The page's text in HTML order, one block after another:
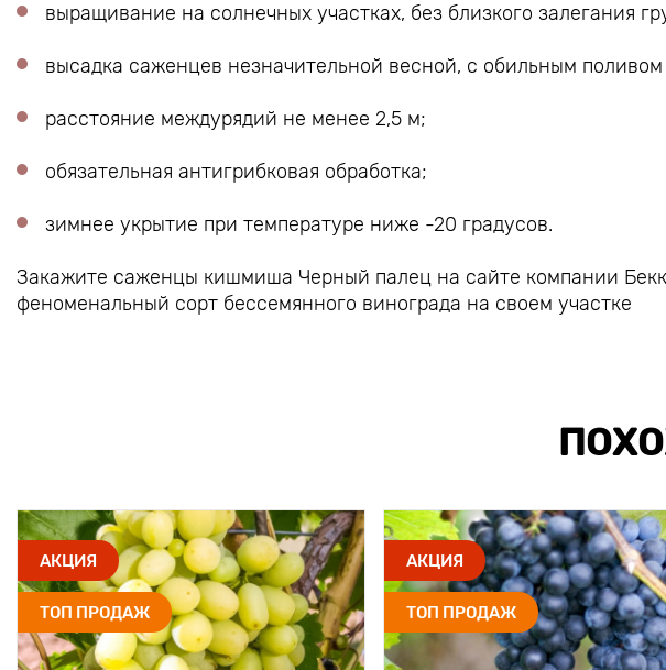
выращивание на солнечных участках, без близкого залегания
высадка саженцев незначительной весной, с обильным
расстояние междурядий не менее 2,5 м;
обязательная антигрибковая обработка;
зимнее укрытие при температуре ниже -20 градусов.
Закажите саженцы кишмиша Черный палец на сайте компании
феноменальный сорт бессемянного винограда на своем участке
АКЦИЯ
ТОП ПРОДАЖ
АКЦИЯ
ТОП ПРОДАЖ